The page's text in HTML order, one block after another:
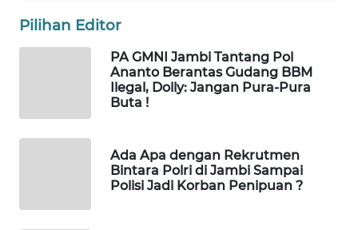
Pilihan Editor
PA GMNI Jambi Tantang Pol
Ananto Berantas Gudang BBM
Ilegal, Dolly: Jangan Pura-Pura
Buta !
Ada Apa dengan Rekrutmen
Bintara Polri di Jambi Sampai
Polisi Jadi Korban Penipuan ?
MASYARAKAT
KELISTRIKAN
NET